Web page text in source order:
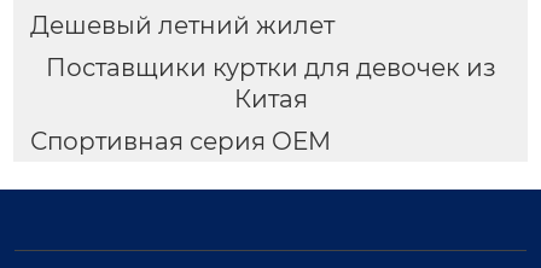
Дешевый летний жилет
Поставщики куртки для девочек из
Китая
Спортивная серия OEM